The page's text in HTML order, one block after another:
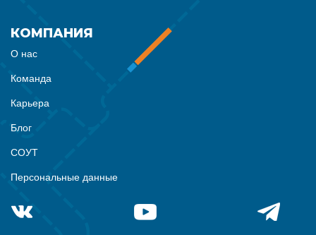
КОМПАНИЯ
О нас
Команда
Карьера
Блог
СОУТ
Персональные данные